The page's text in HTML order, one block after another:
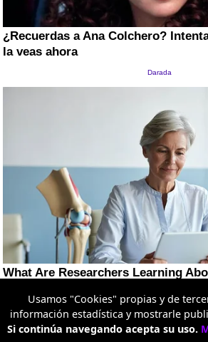
Usamos "Cookies" propias y de
información estadística y mostrarle
Si continúa navegando acepta su uso.